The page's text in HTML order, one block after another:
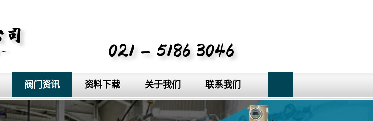
阀门资讯 资料下载 关于我们 联系我们